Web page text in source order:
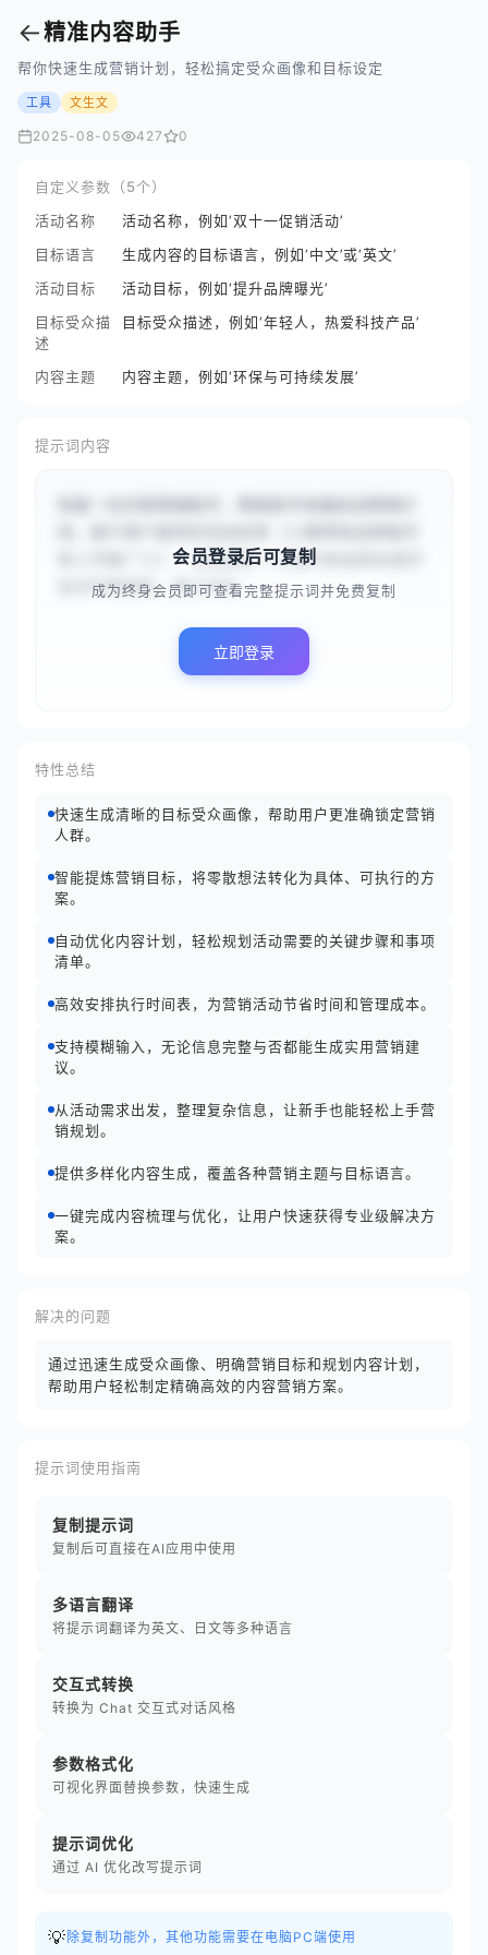
←精准内容助手
帮你快速生成营销计划，轻松搞定受众画像和目标设定
工具 文生文
2025-08-05 427 0
自定义参数（5个）
活动名称
活动名称，例如‘双十一促销活动’
目标语言
生成内容的目标语言，例如‘中文’或‘英文’
活动目标
活动目标，例如‘提升品牌曝光’
目标受众描
述
目标受众描述，例如‘年轻人，热爱科技产品’
内容主题 内容主题，例如‘环保与可持续发展’
提示词内容
表上市推广}}）、活动目标（{{提升新品知名度并
促进早期销售，建立科技...
会员登录后可复制
成为终身会员即可查看完整提示词并免费复制
立即登录
特性总结
快速生成清晰的目标受众画像，帮助用户更准确锁定营销
人群。
智能提炼营销目标，将零散想法转化为具体、可执行的方
案。
自动优化内容计划，轻松规划活动需要的关键步骤和事项
清单。
高效安排执行时间表，为营销活动节省时间和管理成本。
支持模糊输入，无论信息完整与否都能生成实用营销建
议。
从活动需求出发，整理复杂信息，让新手也能轻松上手营
销规划。
提供多样化内容生成，覆盖各种营销主题与目标语言。
一键完成内容梳理与优化，让用户快速获得专业级解决方
案。
解决的问题
通过迅速生成受众画像、明确营销目标和规划内容计划，
帮助用户轻松制定精确高效的内容营销方案。
提示词使用指南
复制提示词
复制后可直接在AI应用中使用
多语言翻译
将提示词翻译为英文、日文等多种语言
交互式转换
转换为 Chat 交互式对话风格
参数格式化
可视化界面替换参数，快速生成
提示词优化
通过 AI 优化改写提示词
💡 除复制功能外，其他功能需要在电脑PC端使用